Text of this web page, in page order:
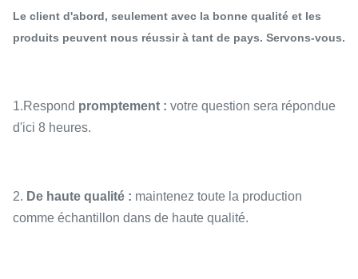
Le client d'abord, seulement avec la bonne qualité et les
produits peuvent nous réussir à tant de pays. Servons-vous.
1.Respond promptement : votre question sera répondue
d'ici 8 heures.
2. De haute qualité : maintenez toute la production
comme échantillon dans de haute qualité.